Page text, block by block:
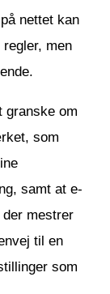
nettet kan
men
granske om
som
samt at e-
mestrer
til en
som